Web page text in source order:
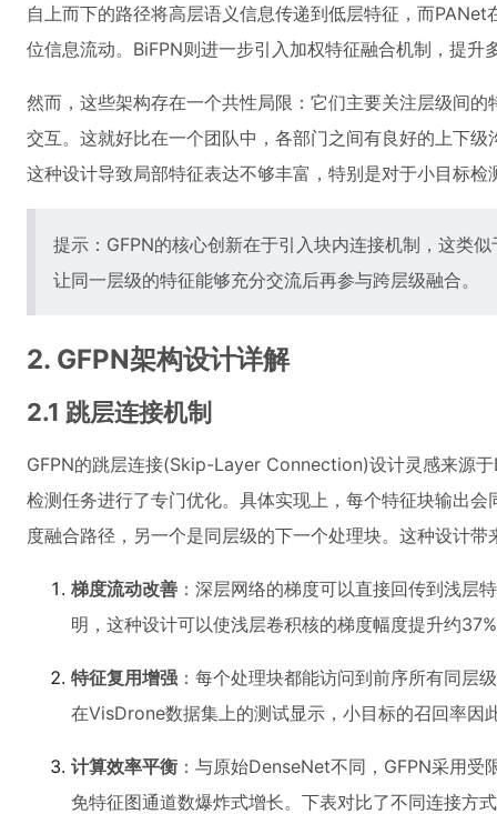
自上而下的路径将高层语义信息传递到低层特征，而
位信息流动。BiFPN则进一步引入加权特征融合机制，提升
然而，这些架构存在一个共性局限：它们主要关注层级间
交互。这就好比在一个团队中，各部门之间有良好的上下
这种设计导致局部特征表达不够丰富，特别是对于小目标
提示：GFPN的核心创新在于引入块内连接机制，这类
让同一层级的特征能够充分交流后再参与跨层级融合。
2. GFPN架构设计详解
2.1 跳层连接机制
GFPN的跳层连接(Skip-Layer Connection)设计灵感来源
检测任务进行了专门优化。具体实现上，每个特征块输出
度融合路径，另一个是同层级的下一个处理块。这种设计带
梯度流动改善 ：深层网络的梯度可以直接回传到浅层
明，这种设计可以使浅层卷积核的梯度幅度提升约
特征复用增强 ：每个处理块都能访问到前序所有同层
在VisDrone数据集上的测试显示，小目标的召回率因
计算效率平衡 ：与原始DenseNet不同，GFPN采用
免特征图通道数爆炸式增长。下表对比了不同连接方